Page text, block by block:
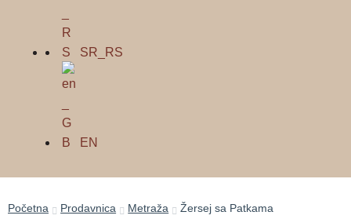
SR_RS
EN
Početna Prodavnica Metraža Žersej sa Patkama